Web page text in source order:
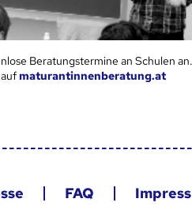
Beratungstermine an Schulen
maturantinnenberatung.at
FAQ